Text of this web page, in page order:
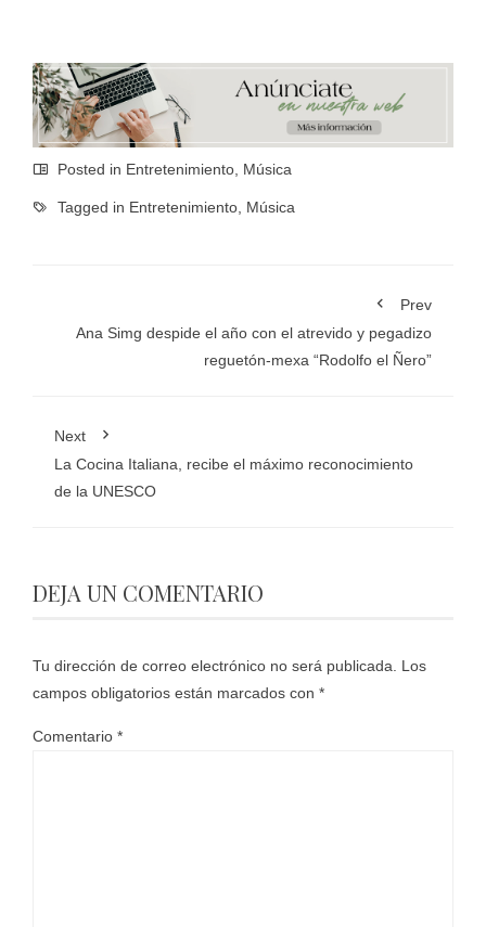
Posted in Entretenimiento Música
Tagged in Entretenimiento Música
Prev
Ana Simg despide el año con el atrevido y pegadizo
reguetón-mexa “Rodolfo el Ñero”
Next
La Cocina Italiana, recibe el máximo reconocimiento
de la UNESCO
DEJA UN COMENTARIO
Tu dirección de correo electrónico no será publicada.
Los
campos obligatorios están marcados con *
Comentario *